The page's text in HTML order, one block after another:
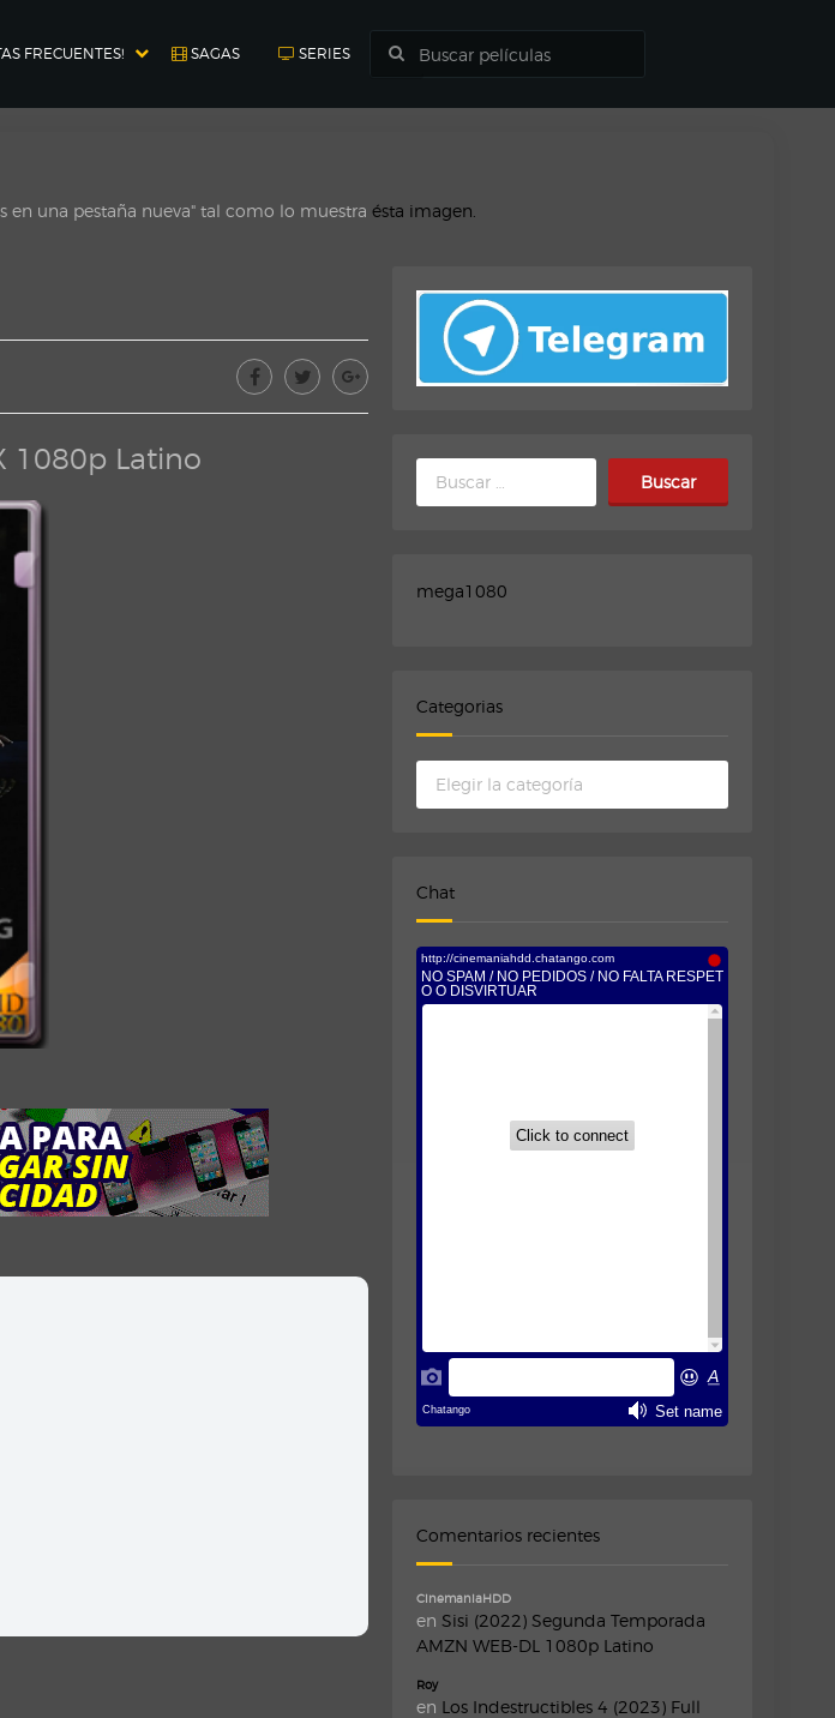
FRECUENTES! SAGAS SERIES
en una pestaña nueva" tal como lo muestra ésta imagen.
1080p Latino Buscar:
mega1080
Categorias
Categorias
Chat
Comentarios recientes
CinemaniaHDD
en Sisi (2022) Segunda Temporada
AMZN WEB-DL 1080p Latino
Roy
en Los Indestructibles 4 (2023) Full